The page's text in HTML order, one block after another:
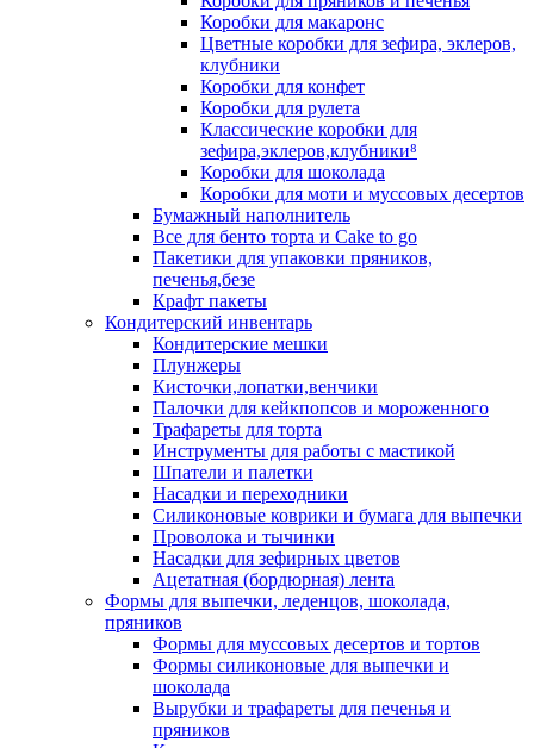
Коробки для макаронс
Цветные коробки для зефира, эклеров,
клубники
Коробки для конфет
Коробки для рулета
Классические коробки для
зефира,эклеров,клубники⁸
Коробки для шоколада
Коробки для моти и муссовых десертов
Бумажный наполнитель
Все для бенто торта и Cake to go
Пакетики для упаковки пряников,
печенья,безе
Крафт пакеты
Кондитерский инвентарь
Кондитерские мешки
Плунжеры
Кисточки,лопатки,венчики
Палочки для кейкпопсов и мороженного
Трафареты для торта
Инструменты для работы с мастикой
Шпатели и палетки
Насадки и переходники
Силиконовые коврики и бумага для выпечки
Проволока и тычинки
Насадки для зефирных цветов
Ацетатная (бордюрная) лента
Формы для выпечки, леденцов, шоколада,
пряников
Формы для муссовых десертов и тортов
Формы силиконовые для выпечки и
шоколада
Вырубки и трафареты для печенья и
пряников